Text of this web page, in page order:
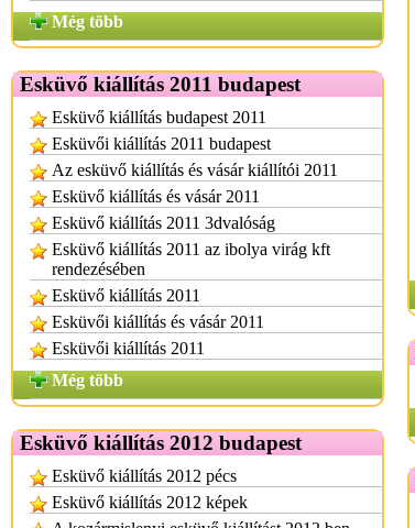
Még több
Esküvő kiállítás 2011 budapest
Esküvő kiállítás budapest 2011
Esküvői kiállítás 2011 budapest
Az esküvő kiállítás és vásár kiállítói 2011
Esküvő kiállítás és vásár 2011
Esküvő kiállítás 2011 3dvalóság
Esküvő kiállítás 2011 az ibolya virág kft
rendezésében
Esküvő kiállítás 2011
Esküvői kiállítás és vásár 2011
Esküvői kiállítás 2011
Még több
Esküvő kiállítás 2012 budapest
Esküvő kiállítás 2012 pécs
Esküvő kiállítás 2012 képek